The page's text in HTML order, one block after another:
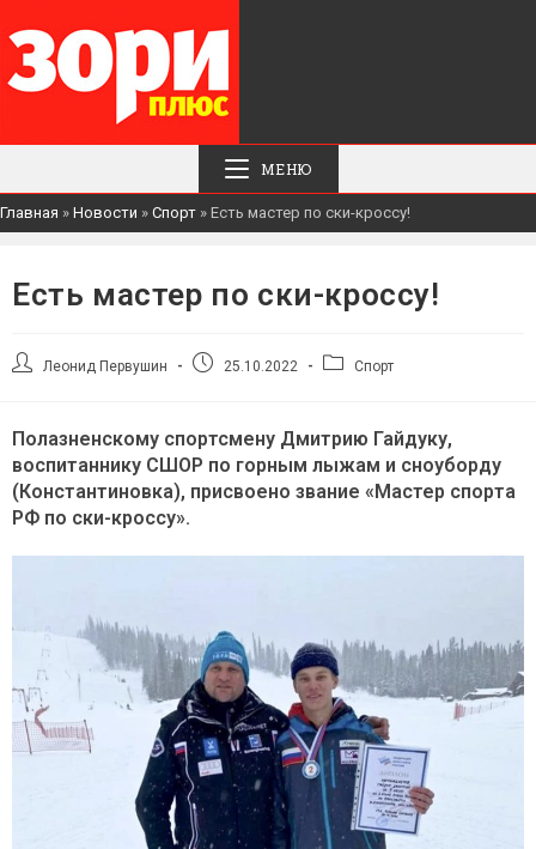
МЕНЮ
Главная » Новости » Спорт » Есть мастер по ски-кроссу!
Есть мастер по ски-кроссу!
АвторЛеонид Первушин
Запись25.10.2022
Рубрика
Спорт
Полазненскому спортсмену Дмитрию Гайдуку,
воспитаннику СШОР по горным лыжам и сноуборду
(Константиновка), присвоено звание «Мастер спорта
РФ по ски-кроссу».